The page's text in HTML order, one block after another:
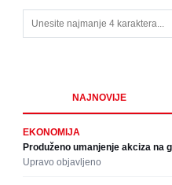
NAJNOVIJE
EKONOMIJA
Produženo umanjenje akciza na
Upravo objavljeno